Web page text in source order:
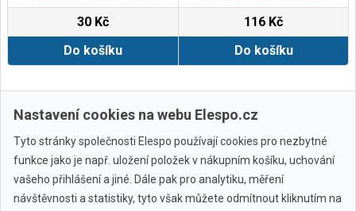
30 Kč
Do košíku
116 Kč
Do košíku
Zobrazit další
Nastavení cookies na webu Elespo.cz
Tyto stránky společnosti Elespo používají cookies pro nezbytné
funkce jako je např. uložení položek v nákupním košíku, uchování
vašeho přihlášení a jiné. Dále pak pro analytiku, měření
návštěvnosti a statistiky, tyto však můžete odmítnout kliknutím na